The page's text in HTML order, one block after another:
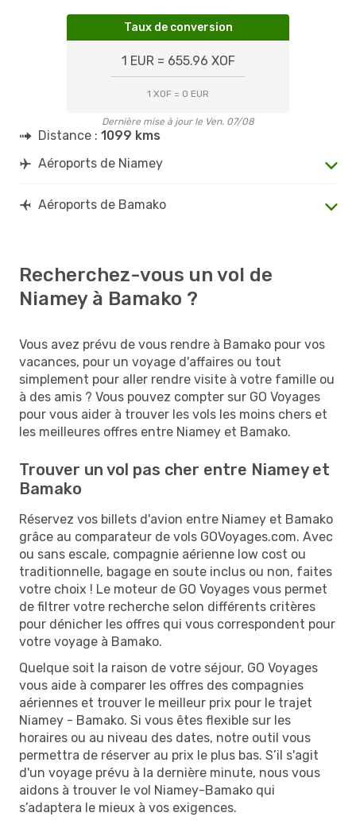
Taux de conversion
1 EUR = 655.96 XOF
1 XOF = 0 EUR
Dernière mise à jour le Ven. 07/08
Distance : 1099 kms
Aéroports de Niamey
Aéroports de Bamako
Recherchez-vous un vol de
Niamey à Bamako ?
Vous avez prévu de vous rendre à Bamako pour vos
vacances, pour un voyage d'affaires ou tout
simplement pour aller rendre visite à votre famille ou
à des amis ? Vous pouvez compter sur GO Voyages
pour vous aider à trouver les vols les moins chers et
les meilleures offres entre Niamey et Bamako.
Trouver un vol pas cher entre Niamey et
Bamako
Réservez vos billets d'avion entre Niamey et Bamako
grâce au comparateur de vols GOVoyages.com. Avec
ou sans escale, compagnie aérienne low cost ou
traditionnelle, bagage en soute inclus ou non, faites
votre choix ! Le moteur de GO Voyages vous permet
de filtrer votre recherche selon différents critères
pour dénicher les offres qui vous correspondent pour
votre voyage à Bamako.
Quelque soit la raison de votre séjour, GO Voyages
vous aide à comparer les offres des compagnies
aériennes et trouver le meilleur prix pour le trajet
Niamey - Bamako. Si vous êtes flexible sur les
horaires ou au niveau des dates, notre outil vous
permettra de réserver au prix le plus bas. S’il s'agit
d'un voyage prévu à la dernière minute, nous vous
aidons à trouver le vol Niamey-Bamako qui
s’adaptera le mieux à vos exigences.